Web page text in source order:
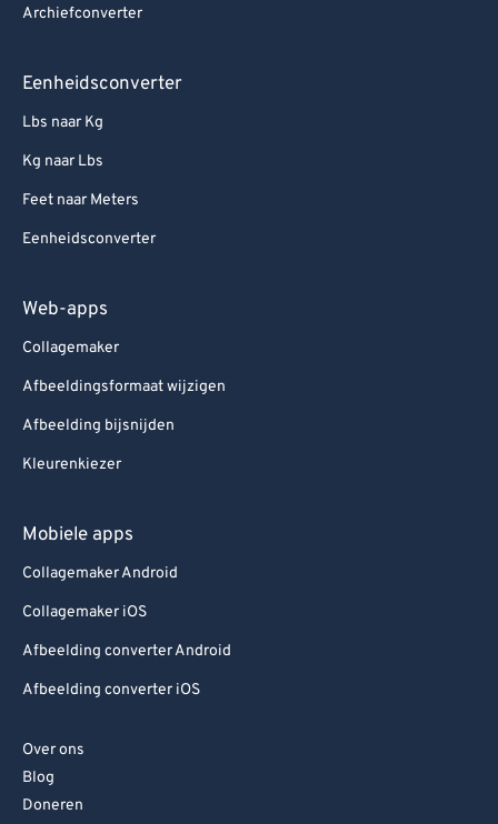
Archiefconverter
Eenheidsconverter
Lbs naar Kg
Kg naar Lbs
Feet naar Meters
Eenheidsconverter
Web-apps
Collagemaker
Afbeeldingsformaat wijzigen
Afbeelding bijsnijden
Kleurenkiezer
Mobiele apps
Collagemaker Android
Collagemaker iOS
Afbeelding converter Android
Afbeelding converter iOS
Over ons
Blog
Doneren